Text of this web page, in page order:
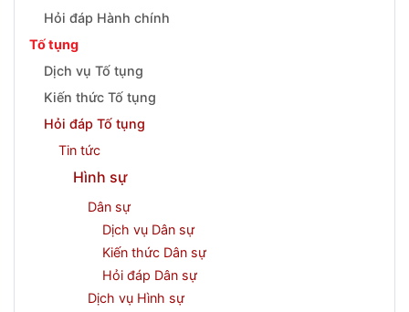
Hỏi đáp Hành chính
Tố tụng
Dịch vụ Tố tụng
Kiến thức Tố tụng
Hỏi đáp Tố tụng
Tin tức
Hình sự
Dân sự
Dịch vụ Dân sự
Kiến thức Dân sự
Hỏi đáp Dân sự
Dịch vụ Hình sự